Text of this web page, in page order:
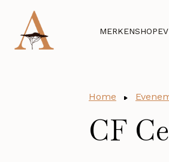
MERKENSHOP
Home
CF